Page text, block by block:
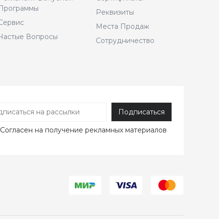
Вопросы
Реквизиты
Места Продаж
Сотрудничество
Согласен на получение рекламных материалов